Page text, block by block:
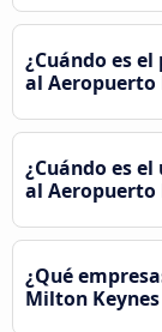
¿Cuándo es
al Aeropuerto
¿Cuándo es
al Aeropuerto
¿Qué
Milton